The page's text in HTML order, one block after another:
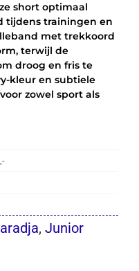
short optimaal
tijdens trainingen en
met trekkoord
terwijl de
droog en fris te
kleur en subtiele
zowel sport als
, Junior